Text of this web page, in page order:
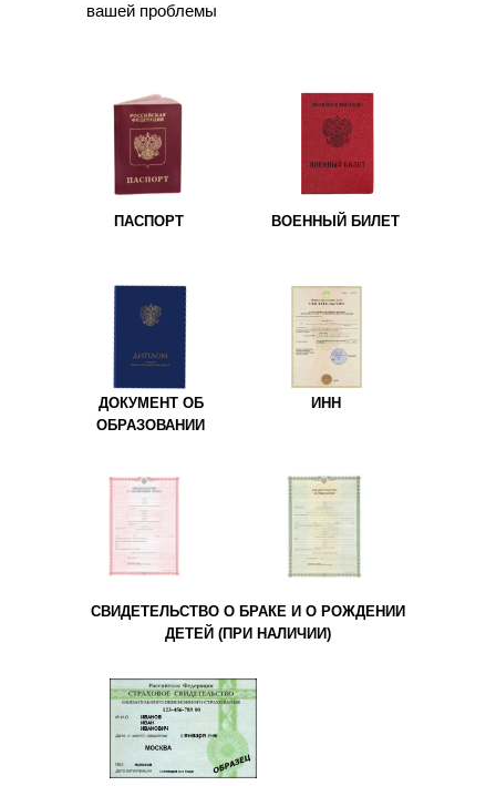
вашей проблемы
ПАСПОРТ ВОЕННЫЙ БИЛЕТ
ИНН
ДОКУМЕНТ ОБ
ОБРАЗОВАНИИ
СВИДЕТЕЛЬСТВО О БРАКЕ И О РОЖДЕНИИ
ДЕТЕЙ (ПРИ НАЛИЧИИ)